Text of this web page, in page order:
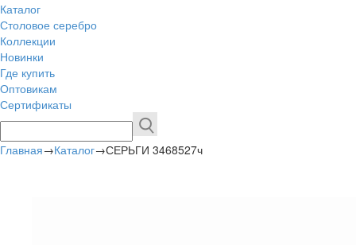
Каталог
Столовое серебро
Коллекции
Новинки
Где купить
Оптовикам
Сертификаты
Главная→Каталог→СЕРЬГИ 3468527ч